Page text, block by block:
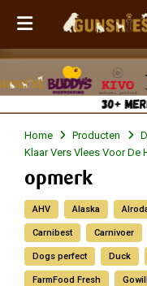
Menu
Home Producten
Klaar Vers Vlees Voor De
opmerk
AHV Alaska
Carnibest Carnivoer
Dogs perfect Duck
FarmFood Fresh Gowill